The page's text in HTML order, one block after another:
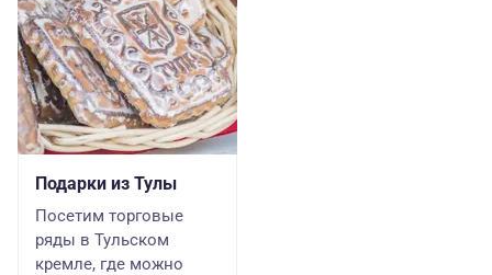
Подарки из Тулы
Посетим торговые
ряды в Тульском
кремле, где можно